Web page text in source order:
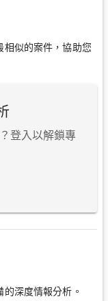
相似的案件，協助您
登入以解鎖專
深度情報分析。